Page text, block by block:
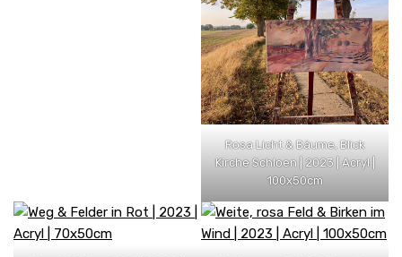
Rosa Licht & Bäume, Blick
Kirche Schloen | 2023 | Acryl |
100x50cm